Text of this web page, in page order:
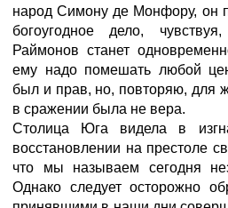
народ Симону де Монфору, он
богоугодное дело,
Раймонов станет
ему надо помешать любой
был и прав, но, повторяю, для
в сражении была не вера.
Столица Юга видела в
восстановлении на престоле
что мы называем сегодня
Однако следует осторожно